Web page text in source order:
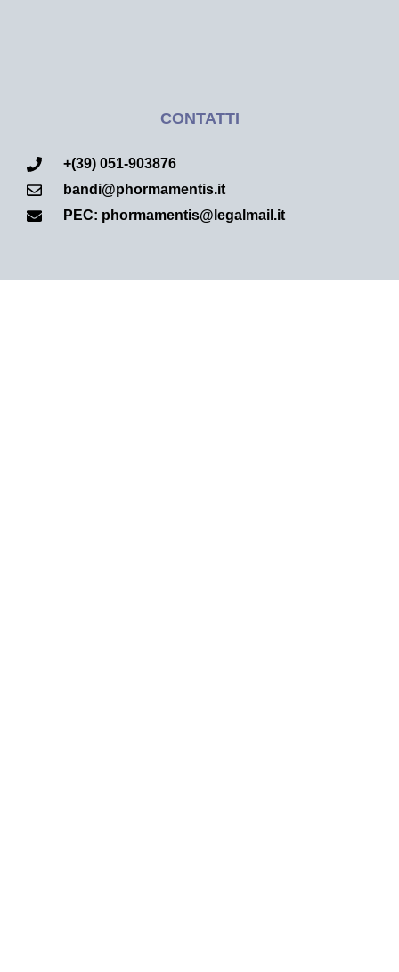
CONTATTI
+(39) 051-903876
bandi@phormamentis.it
PEC: phormamentis@legalmail.it